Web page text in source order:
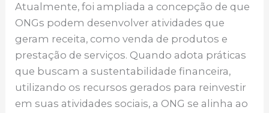
Atualmente, foi ampliada a concepção de que
ONGs podem desenvolver atividades que
geram receita, como venda de produtos e
prestação de serviços. Quando adota práticas
que buscam a sustentabilidade financeira,
utilizando os recursos gerados para reinvestir
em suas atividades sociais, a ONG se alinha ao